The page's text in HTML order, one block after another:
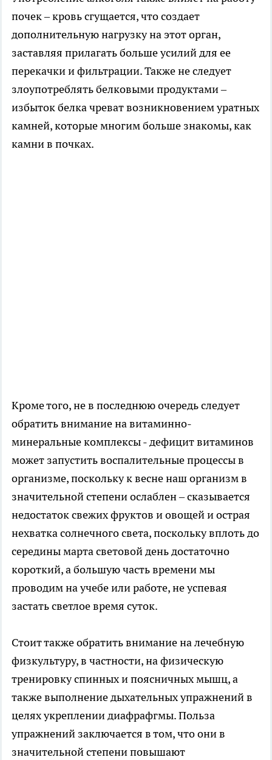
почек – кровь сгущается, что создает
дополнительную нагрузку на этот орган,
заставляя прилагать больше усилий для ее
перекачки и фильтрации. Также не следует
злоупотреблять белковыми продуктами –
избыток белка чреват возникновением уратных
камней, которые многим больше знакомы, как
камни в почках.
Кроме того, не в последнюю очередь следует
обратить внимание на витаминно-
минеральные комплексы - дефицит витаминов
может запустить воспалительные процессы в
организме, поскольку к весне наш организм в
значительной степени ослаблен – сказывается
недостаток свежих фруктов и овощей и острая
нехватка солнечного света, поскольку вплоть до
середины марта световой день достаточно
короткий, а большую часть времени мы
проводим на учебе или работе, не успевая
застать светлое время суток.
Стоит также обратить внимание на лечебную
физкультуру, в частности, на физическую
тренировку спинных и поясничных мышц, а
также выполнение дыхательных упражнений в
целях укреплении диафрафгмы. Польза
упражнений заключается в том, что они в
значительной степени повышают